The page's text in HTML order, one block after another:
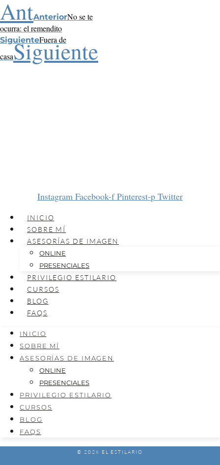
AntAnteriorNo se te
ocurra: el remendito
SiguienteFuera de
casaSiguiente
Instagram Facebook-f Pinterest-p Twitter
INICIO
SOBRE MÍ
ASESORÍAS DE IMAGEN
ONLINE
PRESENCIALES
PRIVILEGIO ESTILARIO
CURSOS
BLOG
FAQS
INICIO
SOBRE MÍ
ASESORÍAS DE IMAGEN
ONLINE
PRESENCIALES
PRIVILEGIO ESTILARIO
CURSOS
BLOG
FAQS
© 2026 EL ESTILARIO